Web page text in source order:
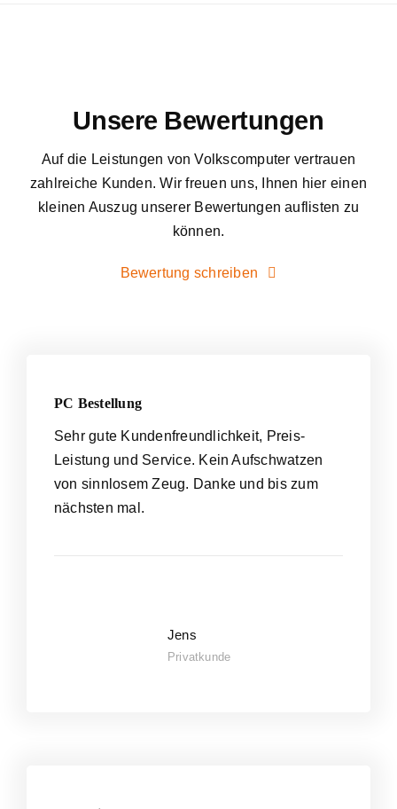
Unsere Bewertungen
Auf die Leistungen von Volkscomputer vertrauen
zahlreiche Kunden. Wir freuen uns, Ihnen hier einen
kleinen Auszug unserer Bewertungen auflisten zu
können.
Bewertung schreiben
PC Bestellung
Sehr gute Kundenfreundlichkeit, Preis-
Leistung und Service. Kein Aufschwatzen
von sinnlosem Zeug. Danke und bis zum
nächsten mal.
Jens
Privatkunde